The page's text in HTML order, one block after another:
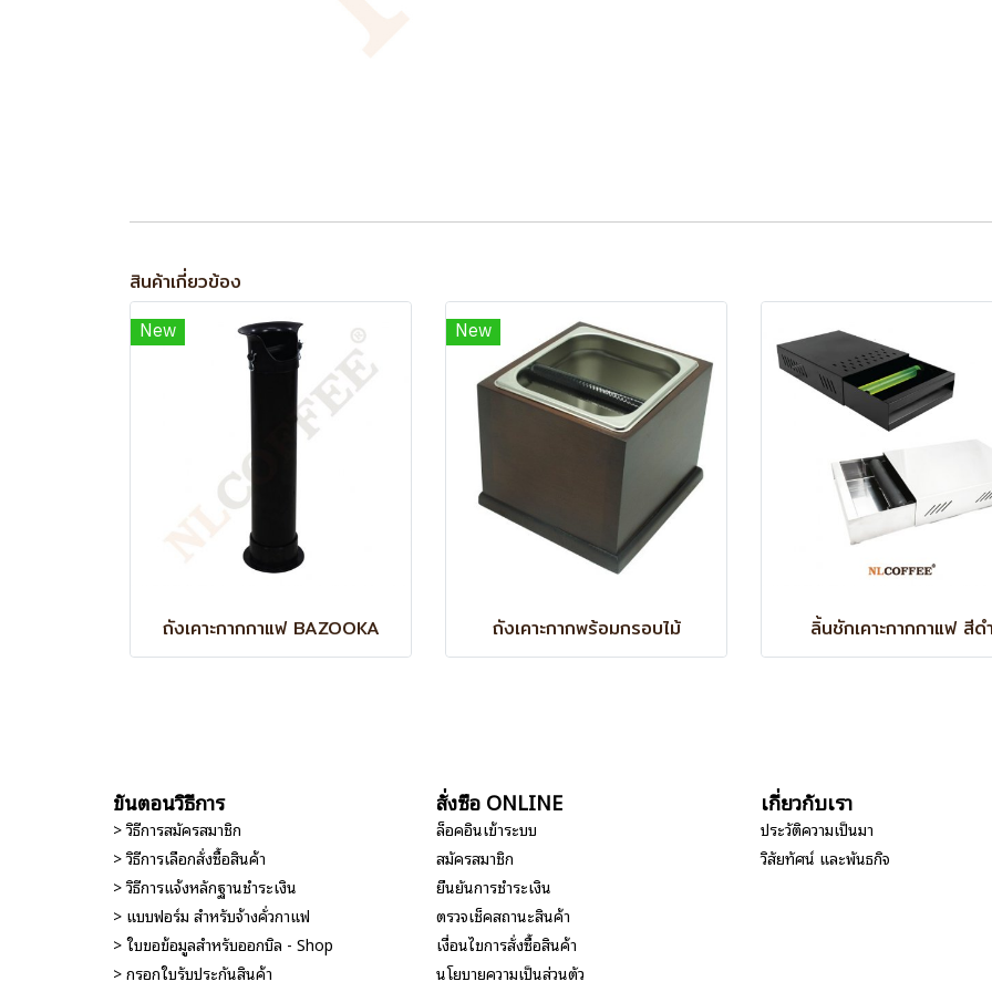
สินค้าเกี่ยวข้อง
New
ถังเคาะกากกาแฟ BAZOOKA
New
ถังเคาะกากพร้อมกรอบไม้ ลิ้นชักเคาะกากกาแฟ สีด
ขั้นตอนวิธีการ
> วิธีการสมัครสมาชิก
> วิธีการเลือกสั่งซื้อสินค้า
> วิธีการแจ้งหลักฐานชำระเงิน
> แบบฟอร์ม สำหรับจ้างคั่วกาแฟ
> ใบขอข้อมูลสำหรับออกบิล - Shop
> กรอกใบรับประกันสินค้า
สั่งซื้อ ONLINE
ล็อคอินเข้าระบบ
สมัครสมาชิก
ยืนยันการชำระเงิน
ตรวจเช็คสถานะสินค้า
เงื่อนไขการสั่งซื้อสินค้า
นโยบายความเป็นส่วนตัว
เกี่ยวกับเรา
ประวัติความเป็นมา
วิสัยทัศน์ และพันธกิจ